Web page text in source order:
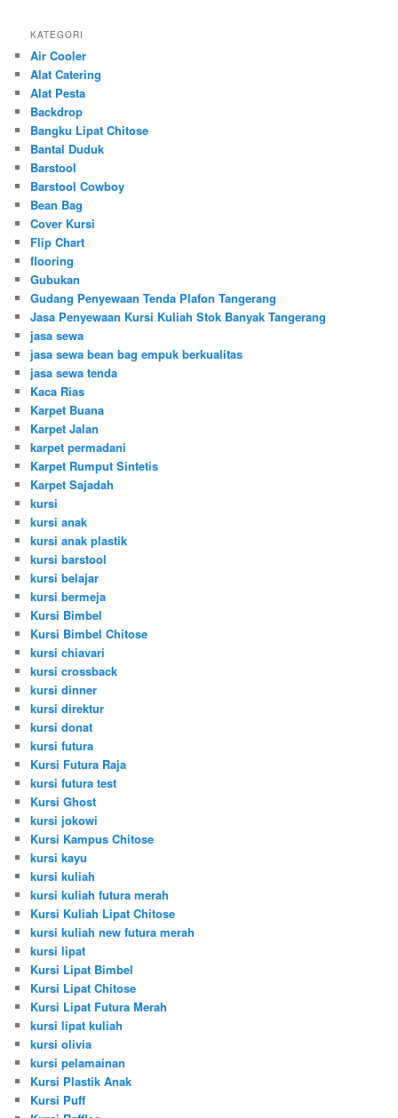
KATEGORI
Air Cooler
Alat Catering
Alat Pesta
Backdrop
Bangku Lipat Chitose
Bantal Duduk
Barstool
Barstool Cowboy
Bean Bag
Cover Kursi
Flip Chart
flooring
Gubukan
Gudang Penyewaan Tenda Plafon Tangerang
Jasa Penyewaan Kursi Kuliah Stok Banyak Tangerang
jasa sewa
jasa sewa bean bag empuk berkualitas
jasa sewa tenda
Kaca Rias
Karpet Buana
Karpet Jalan
karpet permadani
Karpet Rumput Sintetis
Karpet Sajadah
kursi
kursi anak
kursi anak plastik
kursi barstool
kursi belajar
kursi bermeja
Kursi Bimbel
Kursi Bimbel Chitose
kursi chiavari
kursi crossback
kursi dinner
kursi direktur
kursi donat
kursi futura
Kursi Futura Raja
kursi futura test
Kursi Ghost
kursi jokowi
Kursi Kampus Chitose
kursi kayu
kursi kuliah
kursi kuliah futura merah
Kursi Kuliah Lipat Chitose
kursi kuliah new futura merah
kursi lipat
Kursi Lipat Bimbel
Kursi Lipat Chitose
Kursi Lipat Futura Merah
kursi lipat kuliah
kursi olivia
kursi pelamainan
Kursi Plastik Anak
Kursi Puff